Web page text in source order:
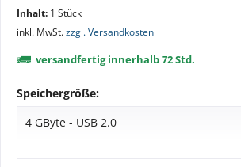
Inhalt: 1 Stück
inkl. MwSt.zzgl. Versandkosten
versandfertig innerhalb 72 Std.
Speichergröße: